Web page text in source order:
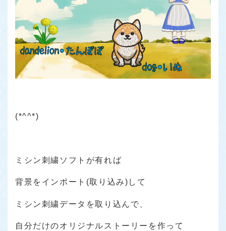
(*^^*)
ミシン刺繍ソフトが有れば
背景をインポート(取り込み)して
ミシン刺繍データを取り込んで、
自分だけのオリジナルストーリーを作って